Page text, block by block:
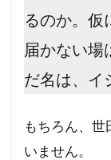
るのか。仮
届かない場
だ名は、イ
もちろん、
いません。